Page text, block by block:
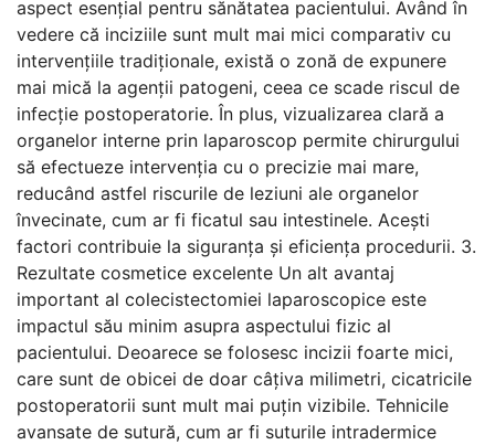
aspect esențial pentru sănătatea pacientului. Având în
vedere că inciziile sunt mult mai mici comparativ cu
intervențiile tradiționale, există o zonă de expunere
mai mică la agenții patogeni, ceea ce scade riscul de
infecție postoperatorie. În plus, vizualizarea clară a
organelor interne prin laparoscop permite chirurgului
să efectueze intervenția cu o precizie mai mare,
reducând astfel riscurile de leziuni ale organelor
învecinate, cum ar fi ficatul sau intestinele. Acești
factori contribuie la siguranța și eficiența procedurii. 3.
Rezultate cosmetice excelente Un alt avantaj
important al colecistectomiei laparoscopice este
impactul său minim asupra aspectului fizic al
pacientului. Deoarece se folosesc incizii foarte mici,
care sunt de obicei de doar câțiva milimetri, cicatricile
postoperatorii sunt mult mai puțin vizibile. Tehnicile
avansate de sutură, cum ar fi suturile intradermice